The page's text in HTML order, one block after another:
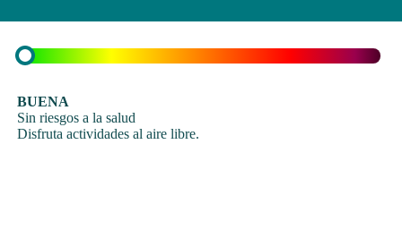
BUENA
Sin riesgos a la salud
Disfruta actividades al aire libre.